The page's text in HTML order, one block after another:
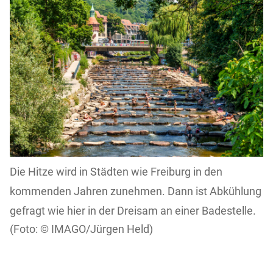
Die Hitze wird in Städten wie Freiburg in den
kommenden Jahren zunehmen. Dann ist Abkühlung
gefragt wie hier in der Dreisam an einer Badestelle.
IMAGO/Jürgen Held)